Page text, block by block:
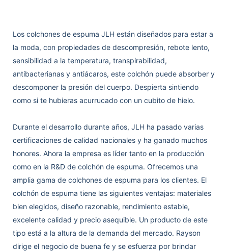
Los colchones de espuma JLH están diseñados para estar a
la moda, con propiedades de descompresión, rebote lento,
sensibilidad a la temperatura, transpirabilidad,
antibacterianas y antiácaros, este colchón puede absorber y
descomponer la presión del cuerpo. Despierta sintiendo
como si te hubieras acurrucado con un cubito de hielo.
Durante el desarrollo durante años, JLH ha pasado varias
certificaciones de calidad nacionales y ha ganado muchos
honores. Ahora la empresa es líder tanto en la producción
como en la R&D de colchón de espuma. Ofrecemos una
amplia gama de colchones de espuma para los clientes. El
colchón de espuma tiene las siguientes ventajas: materiales
bien elegidos, diseño razonable, rendimiento estable,
excelente calidad y precio asequible. Un producto de este
tipo está a la altura de la demanda del mercado. Rayson
dirige el negocio de buena fe y se esfuerza por brindar